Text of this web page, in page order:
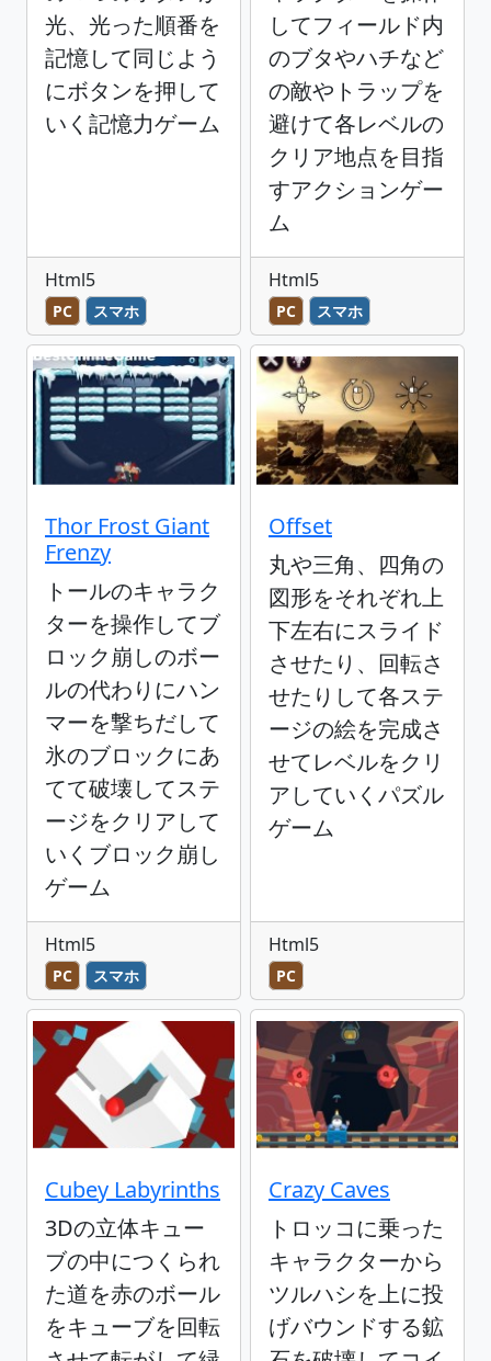
光、光った順番を
記憶して同じよう
にボタンを押して
いく記憶力ゲーム
Html5
PC スマホ
してフィールド内
のブタやハチなど
の敵やトラップを
避けて各レベルの
クリア地点を目指
すアクションゲー
ム
Html5
PC スマホ
Thor Frost Giant
Frenzy
トールのキャラク
ターを操作してブ
ロック崩しのボー
ルの代わりにハン
マーを撃ちだして
氷のブロックにあ
てて破壊してステ
ージをクリアして
いくブロック崩し
ゲーム
Html5
PC スマホ
Offset
丸や三角、四角の
図形をそれぞれ上
下左右にスライド
させたり、回転さ
せたりして各ステ
ージの絵を完成さ
せてレベルをクリ
アしていくパズル
ゲーム
Html5
PC
Cubey Labyrinths
3Dの立体キュー
ブの中につくられ
た道を赤のボール
をキューブを回転
Crazy Caves
トロッコに乗った
キャラクターから
ツルハシを上に投
げバウンドする鉱